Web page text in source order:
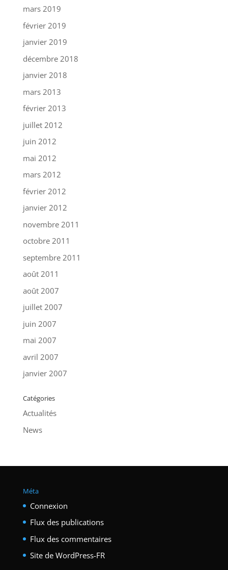
mars 2019
février 2019
janvier 2019
décembre 2018
janvier 2018
mars 2013
février 2013
juillet 2012
juin 2012
mai 2012
mars 2012
février 2012
janvier 2012
novembre 2011
octobre 2011
septembre 2011
août 2011
août 2007
juillet 2007
juin 2007
mai 2007
avril 2007
janvier 2007
Catégories
Actualités
News
Méta
Connexion
Flux des publications
Flux des commentaires
Site de WordPress-FR